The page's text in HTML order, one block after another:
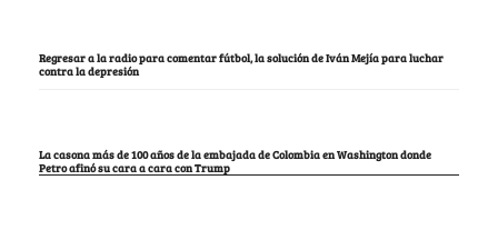
Regresar a la radio para comentar fútbol, la solución de Iván Mejía para luchar
contra la depresión
La casona más de 100 años de la embajada de Colombia en Washington donde
Petro afinó su cara a cara con Trump